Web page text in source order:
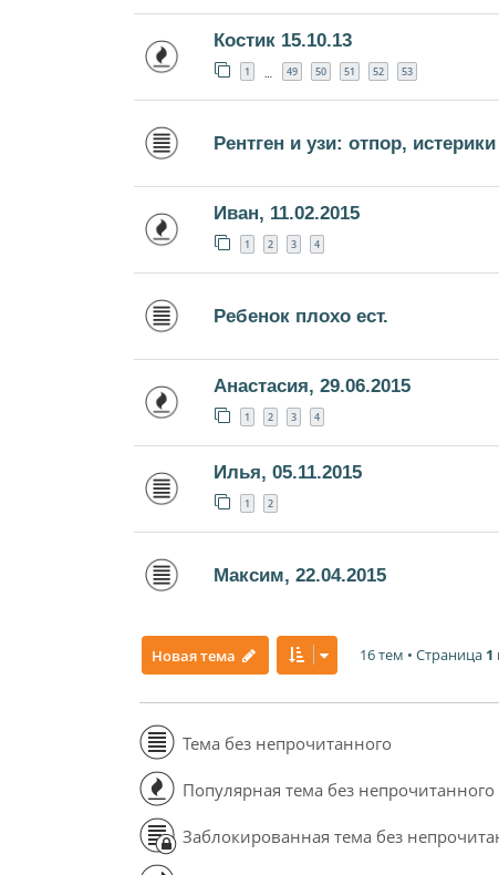
Костик 15.10.13
1 49 50 51 52 53
Рентген и узи: отпор, истерики
Иван, 11.02.2015
1 2 3 4
Ребенок плохо ест.
Анастасия, 29.06.2015
1 2 3 4
Илья, 05.11.2015
1 2
Максим, 22.04.2015
Новая тема 16 тем • Страница 1
Тема без непрочитанного
Популярная тема без непрочитанного
Заблокированная тема без